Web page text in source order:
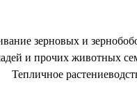
зерновых и
и прочих животных
Тепличное